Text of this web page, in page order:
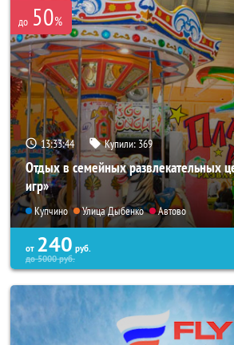
до 50%
13:33:43 Купили:369
Отдых в семейных развлекательных
игр»
Купчино Улица Дыбенко Автово
от 240 руб.
до5000руб.